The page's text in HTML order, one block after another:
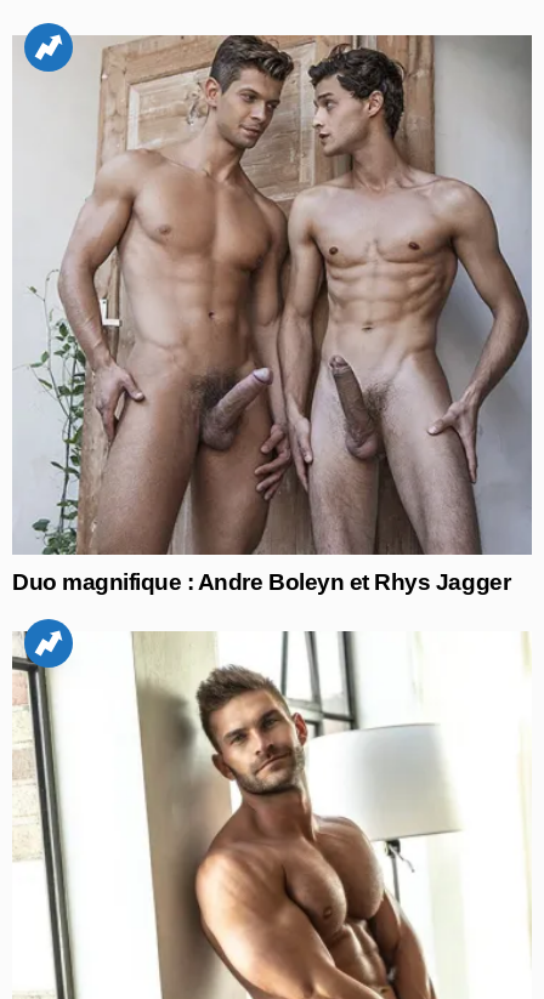
Duo magnifique : Andre Boleyn et Rhys Jagger